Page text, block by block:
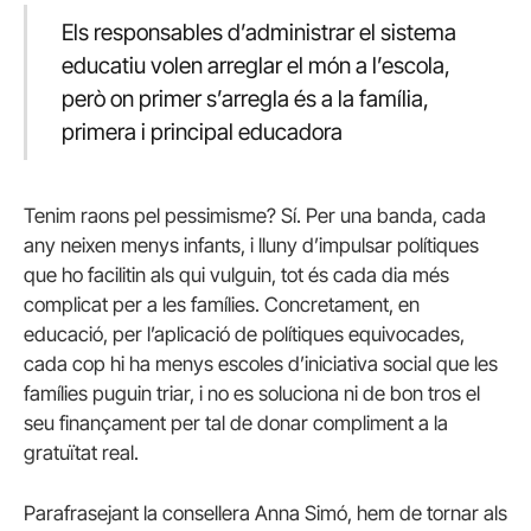
Els responsables d’administrar el sistema
educatiu volen arreglar el món a l’escola,
però on primer s’arregla és a la família,
primera i principal educadora
Tenim raons pel pessimisme? Sí. Per una banda, cada
any neixen menys infants, i lluny d’impulsar polítiques
que ho facilitin als qui vulguin, tot és cada dia més
complicat per a les famílies. Concretament, en
educació, per l’aplicació de polítiques equivocades,
cada cop hi ha menys escoles d’iniciativa social que les
famílies puguin triar, i no es soluciona ni de bon tros el
seu finançament per tal de donar compliment a la
gratuïtat real.
Parafrasejant la consellera Anna Simó, hem de tornar als